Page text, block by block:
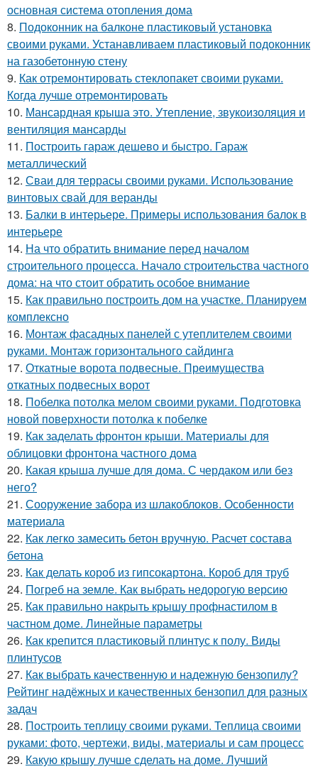
основная система отопления дома
8. Подоконник на балконе пластиковый установка
своими руками. Устанавливаем пластиковый подоконник
на газобетонную стену
9. Как отремонтировать стеклопакет своими руками.
Когда лучше отремонтировать
10. Мансардная крыша это. Утепление, звукоизоляция и
вентиляция мансарды
11. Построить гараж дешево и быстро. Гараж
металлический
12. Сваи для террасы своими руками. Использование
винтовых свай для веранды
13. Балки в интерьере. Примеры использования балок в
интерьере
14. На что обратить внимание перед началом
строительного процесса. Начало строительства частного
дома: на что стоит обратить особое внимание
15. Как правильно построить дом на участке. Планируем
комплексно
16. Монтаж фасадных панелей с утеплителем своими
руками. Монтаж горизонтального сайдинга
17. Откатные ворота подвесные. Преимущества
откатных подвесных ворот
18. Побелка потолка мелом своими руками. Подготовка
новой поверхности потолка к побелке
19. Как заделать фронтон крыши. Материалы для
облицовки фронтона частного дома
20. Какая крыша лучше для дома. С чердаком или без
него?
21. Сооружение забора из шлакоблоков. Особенности
материала
22. Как легко замесить бетон вручную. Расчет состава
бетона
23. Как делать короб из гипсокартона. Короб для труб
24. Погреб на земле. Как выбрать недорогую версию
25. Как правильно накрыть крышу профнастилом в
частном доме. Линейные параметры
26. Как крепится пластиковый плинтус к полу. Виды
плинтусов
27. Как выбрать качественную и надежную бензопилу?
Рейтинг надёжных и качественных бензопил для разных
задач
28. Построить теплицу своими руками. Теплица своими
руками: фото, чертежи, виды, материалы и сам процесс
29. Какую крышу лучше сделать на доме. Лучший